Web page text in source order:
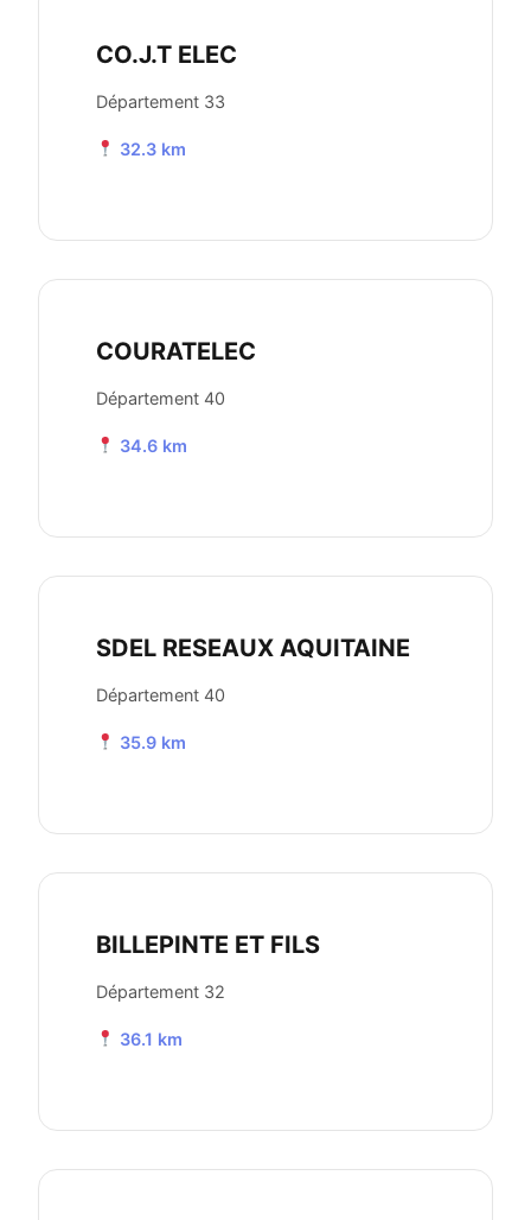
CO.J.T ELEC
Département 33
32.3 km
COURATELEC
Département 40
34.6 km
SDEL RESEAUX AQUITAINE
Département 40
35.9 km
BILLEPINTE ET FILS
Département 32
36.1 km